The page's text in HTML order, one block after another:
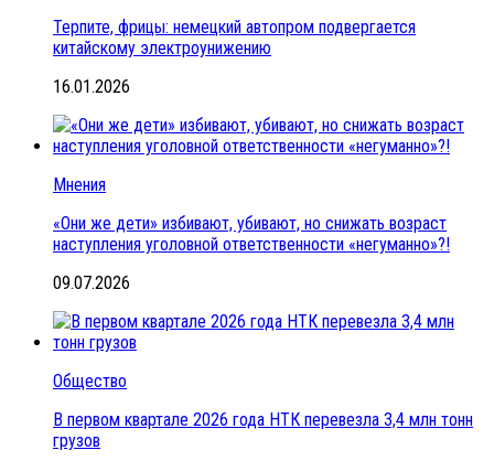
Терпите, фрицы: немецкий автопром подвергается
китайскому электроунижению
16.01.2026
Мнения
«Они же дети» избивают, убивают, но снижать возраст
наступления уголовной ответственности «негуманно»?!
09.07.2026
Общество
В первом квартале 2026 года НТК перевезла 3,4 млн тонн
грузов